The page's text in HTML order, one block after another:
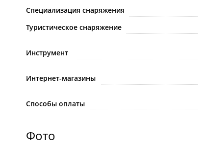
Специализация снаряжения
Туристическое снаряжение
Инструмент
Интернет-магазины
Способы оплаты
Фото